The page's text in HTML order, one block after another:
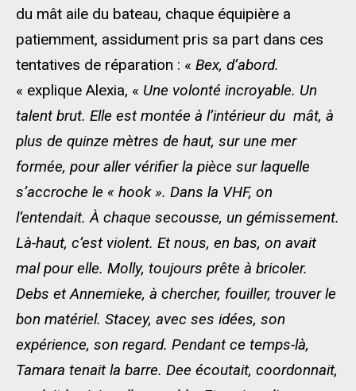
du mât aile du bateau, chaque équipière a
patiemment, assidument pris sa part dans ces
tentatives de réparation : « Bex, d’abord.
« explique Alexia, « Une volonté incroyable. Un
talent brut. Elle est montée à l’intérieur du mât, à
plus de quinze mètres de haut, sur une mer
formée, pour aller vérifier la pièce sur laquelle
s’accroche le « hook ». Dans la VHF, on
l’entendait. À chaque secousse, un gémissement.
Là-haut, c’est violent. Et nous, en bas, on avait
mal pour elle. Molly, toujours prête à bricoler.
Debs et Annemieke, à chercher, fouiller, trouver le
bon matériel. Stacey, avec ses idées, son
expérience, son regard. Pendant ce temps-là,
Tamara tenait la barre. Dee écoutait, coordonnait,